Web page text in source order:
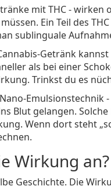
mit THC -
Ein Teil des
sublinguale
Getränk
als bei einer
Trinkst du es
Emulsionstechnik
Blut gelangen.
Wenn dort steht
Wirkung an?
Geschichte. Die